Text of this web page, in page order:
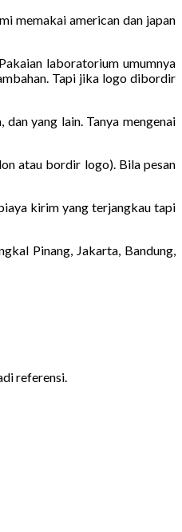
memakai american dan japan
laboratorium umumnya
Tapi jika logo dibordir
yang lain. Tanya mengenai
atau bordir logo). Bila pesan
kirim yang terjangkau tapi
Pinang, Jakarta, Bandung,
referensi.